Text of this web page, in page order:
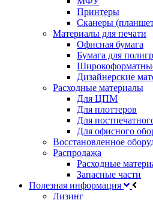
Принтеры
Сканеры
Материалы для печати
Офисная бумага
Бумага для
Дизайнерские
Расходные материалы
Для ЦПМ
Для плоттеров
Для
Для офисного
Восстановленное
Распродажа
Расходные
Запасные части
Полезная информация
Лизинг